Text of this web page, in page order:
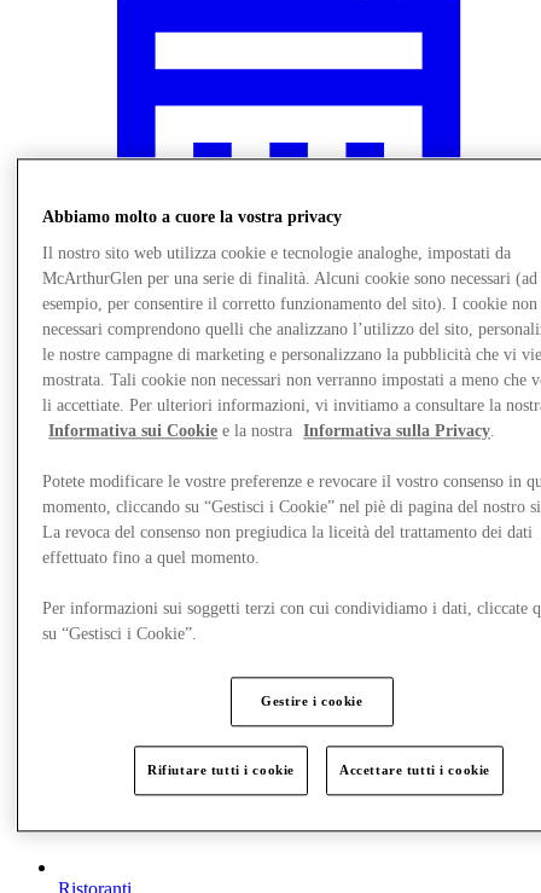
Novità
Ristoranti
Abbiamo molto a cuore la vostra privacy
Il nostro sito web utilizza cookie e tecnologie analoghe, impostati da
McArthurGlen per una serie di finalità. Alcuni cookie sono necessari (ad
esempio, per consentire il corretto funzionamento del sito). I cookie non
necessari comprendono quelli che analizzano l’utilizzo del sito,
le nostre campagne di marketing e personalizzano la pubblicità che vi
mostrata. Tali cookie non necessari non verranno impostati a meno che
li accettiate. Per ulteriori informazioni, vi invitiamo a consultare la
Informativa sui Cookie e la nostra Informativa sulla Privacy.
Potete modificare le vostre preferenze e revocare il vostro consenso in
momento, cliccando su “Gestisci i Cookie” nel piè di pagina del nostro
La revoca del consenso non pregiudica la liceità del trattamento dei dati
effettuato fino a quel momento.
Per informazioni sui soggetti terzi con cui condividiamo i dati, cliccate
su “Gestisci i Cookie”.
Gestire i cookie
Rifiutare tutti i cookie Accettare tutti i cookie